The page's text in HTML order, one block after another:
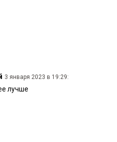
3 января 2023 в 19:29:
лучше